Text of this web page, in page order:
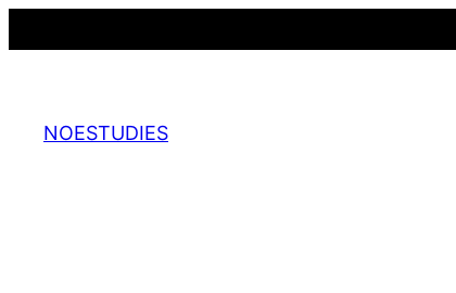
contenido
NOESTUDIES